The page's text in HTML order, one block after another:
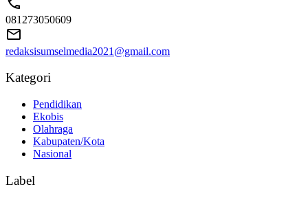
081273050609
redaksisumselmedia2021@gmail.com
Kategori
Pendidikan
Ekobis
Olahraga
Kabupaten/Kota
Nasional
Label